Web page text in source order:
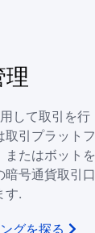
して取引を行
取引プラットフ
またはボットを
暗号通貨取引口
す.
グを探る